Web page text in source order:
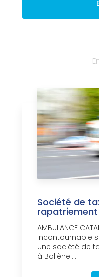
Société de
rapatriement
AMBULANCE
incontournable
une société de
à Bollène....